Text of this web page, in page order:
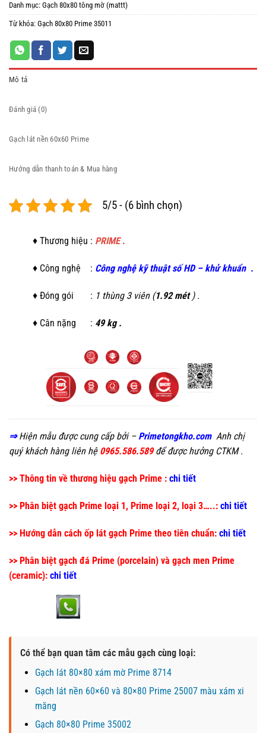
Danh mục: Gạch 80x80 tông mờ (mattt)
Từ khóa: Gạch 80x80 Prime 35011
Mô tả
Đánh giá (0)
Gạch lát nền 60x60 Prime
Hướng dẫn thanh toán & Mua hàng
5/5 - (6 bình chọn)
♦ Thương hiệu : PRIME.
♦ Công nghệ : Công nghệ kỹ thuật số HD– khử khuẩn .
♦ Đóng gói : 1 thùng 3 viên (1.92 mét) .
♦ Cân nặng : 49 kg .
⇒ Hiện mẫu được cung cấp bởi – Primetongkho.com Anh chị
quý khách hàng liên hệ 0965.586.589để được hưởng CTKM .
>> Thông tin về thương hiệu gạch Prime : chi tiết
>> Phân biệt gạch Prime loại 1, Prime loại 2, loại 3…..: chi tiết
>> Hướng dẫn cách ốp lát gạch Prime theo tiên chuẩn: chi tiết
>> Phân biệt gạch đá Prime (porcelain) và gạch men Prime
(ceramic): chi tiết
Có thể bạn quan tâm các mẫu gạch cùng loại:
Gạch lát 80×80 xám mờ Prime 8714
Gạch lát nền 60×60 và 80×80 Prime 25007 màu xám xi
măng
Gạch 80×80 Prime 35002